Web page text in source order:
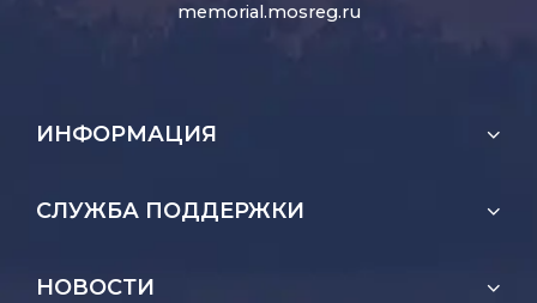
memorial.mosreg.ru
ИНФОРМАЦИЯ
СЛУЖБА ПОДДЕРЖКИ
НОВОСТИ